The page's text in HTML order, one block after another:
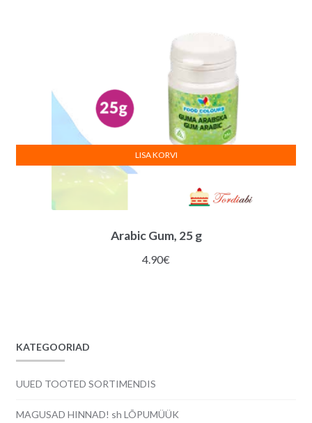
Arabic Gum, 25 g
4.90€
LISA KORVI
KATEGOORIAD
UUED TOOTED SORTIMENDIS
MAGUSAD HINNAD! sh LÕPUMÜÜK